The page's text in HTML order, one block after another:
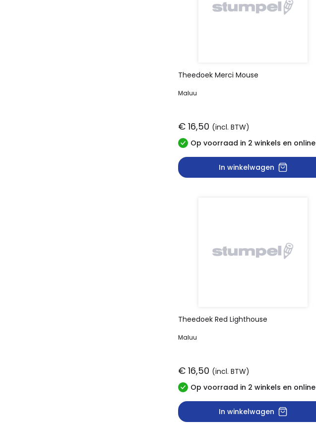
Theedoek Merci Mouse
Maluu
€ 16,50 (incl. BTW)
Op voorraad in 2 winkels en online
In winkelwagen
Theedoek Red Lighthouse
Maluu
€ 16,50 (incl. BTW)
Op voorraad in 2 winkels en online
In winkelwagen